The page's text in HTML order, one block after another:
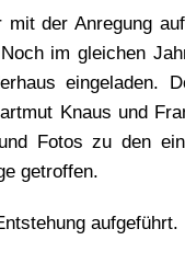
der Anregung
im gleichen
eingeladen.
Knaus und
Fotos zu den
getroffen.
aufgeführt.